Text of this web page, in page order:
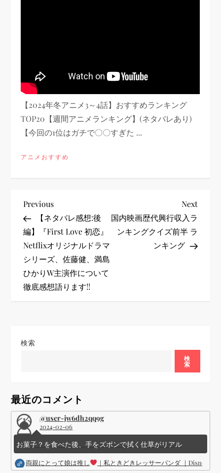
【2024年冬アニメ3～4話】おすすめランキング
TOP20【週間アニメランキング】(ネタバレあり)
【今回の1位はガチで〇〇すぎた ...
アニメおすすめ
投
稿
ナ
ビ
シ
ン
Previous
Post
Previous
【ネタバレ感想:後
編】『First Love 初恋』
Netflixオリジナルドラマ
シリーズ、佐藤健、満島
ひかりW主演作について
徹底感想語ります!!
Next
Next
国内映画歴代興行収入ラ
ンキングクイズ前半 ラ
ンキング
検索
検
索
最近のコメント
@user-jw6dh2qq9g
2024-02-06
お菓子？を食べた後、手をズボンで拭く仕草がリアル
両親にとって娘は推し ｜私ときどきレッサーパンダ ｜Disney (